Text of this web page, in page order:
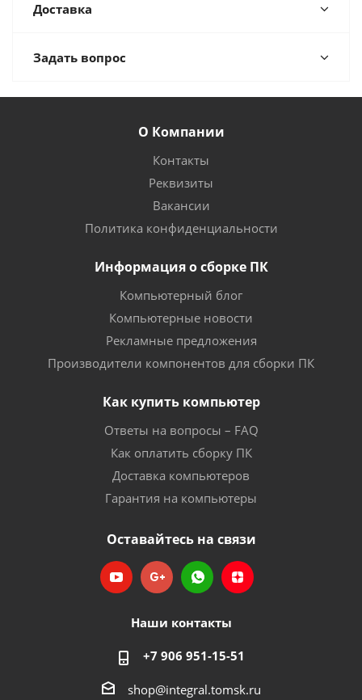
Доставка
Задать вопрос
О Компании
Контакты
Реквизиты
Вакансии
Политика конфиденциальности
Информация о сборке ПК
Компьютерный блог
Компьютерные новости
Рекламные предложения
Производители компонентов для сборки ПК
Как купить компьютер
Ответы на вопросы – FAQ
Как оплатить сборку ПК
Доставка компьютеров
Гарантия на компьютеры
Оставайтесь на связи
Наши контакты
+7 906 951-15-51
shop@integral.tomsk.ru